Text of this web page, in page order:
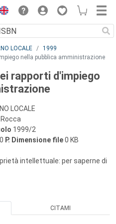
LOCALE
1999
nella pubblica amministrazione
rapporti d'impiego
LOCALE
1999/2
0 P. Dimensione file0 KB
intellettuale: per saperne di
CITAMI